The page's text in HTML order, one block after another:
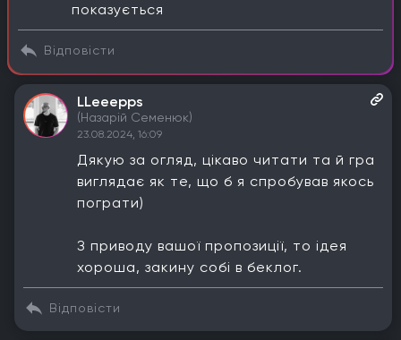
показується
Відповісти
LLeeepps
(Назарій Семенюк)
23.08.2024, 16:09
Дякую за огляд, цікаво читати та й гра
виглядає як те, що б я спробував якось
пограти)
З приводу вашої пропозиції, то ідея
хороша, закину собі в беклог.
Відповісти